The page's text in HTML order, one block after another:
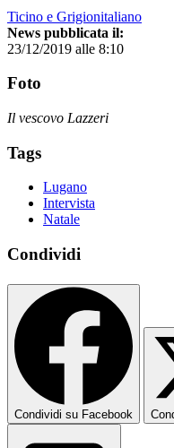
Ticino e Grigionitaliano
News pubblicata il:
23/12/2019 alle 8:10
Foto
Il vescovo Lazzeri
Tags
Lugano
Intervista
Natale
Condividi
Condividi su Facebook